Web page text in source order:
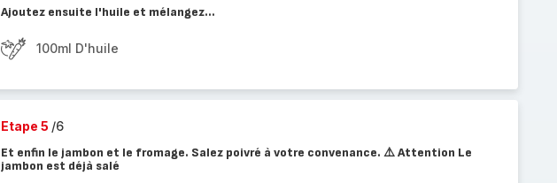
Ajoutez ensuite l'huile et mélangez...
100ml D'huile
Etape 5 /6
Et enfin le jambon et le fromage. Salez poivré à votre convenance. ⚠️ Attention Le
jambon est déjà salé